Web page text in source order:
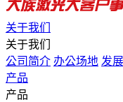
关于我们
关于我们
公司简介 办公场地 发
产品
产品